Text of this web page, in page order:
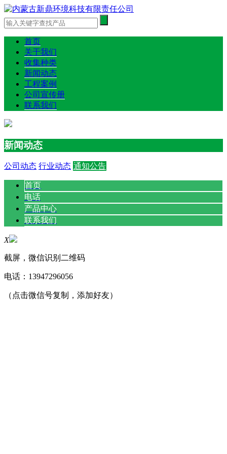
首页
关于我们
收集种类
新闻动态
工程案例
公司宣传册
联系我们
新闻动态
公司动态 行业动态 通知公告
首页
电话
产品中心
联系我们
X
截屏，微信识别二维码
电话： 13947296056
（点击微信号复制，添加好友）